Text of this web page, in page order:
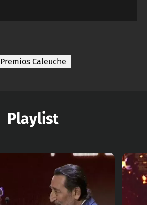
Premios Caleuche
Playlist